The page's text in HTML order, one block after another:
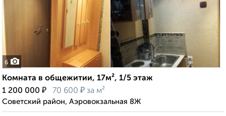
6
Комната в общежитии, 17м², 1/5 этаж
1 200 000 ₽ 70 600 ₽ за м²
Советский район, Аэровокзальная 8Ж